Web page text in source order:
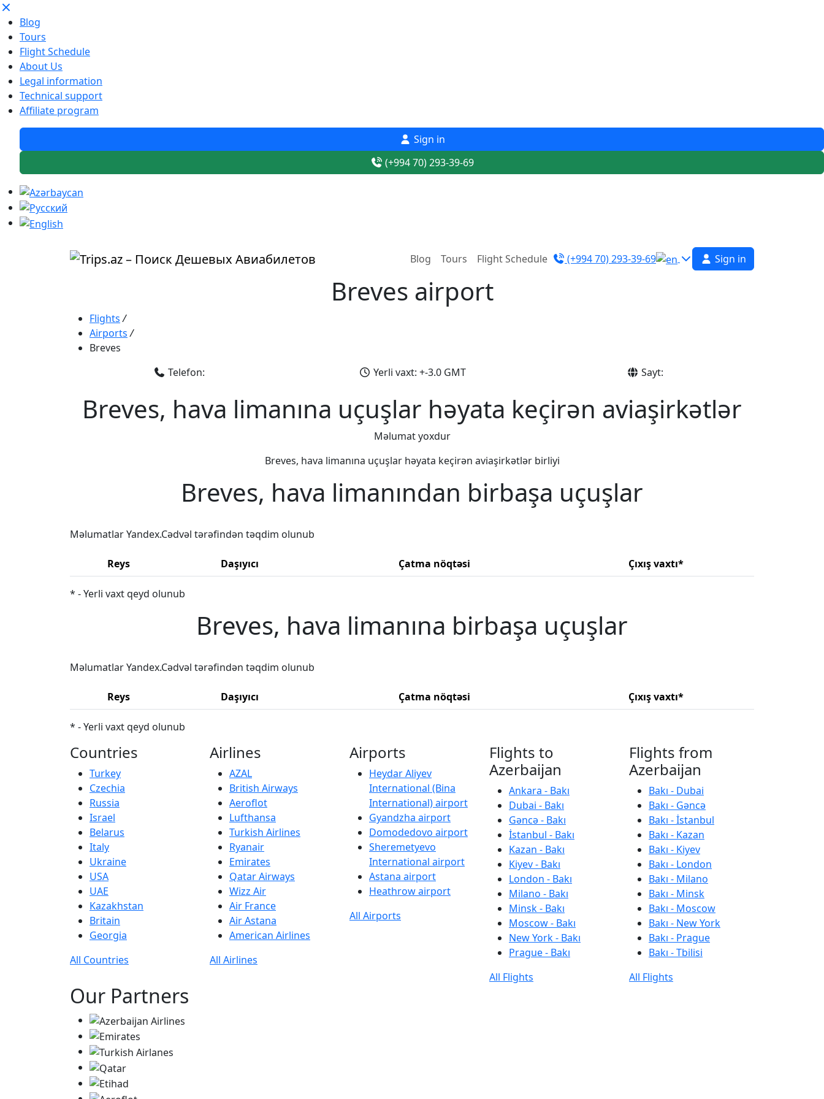
Blog
Tours
Flight Schedule
About Us
Legal information
Technical support
Affiliate program
Sign in
(+994 70) 293-39-69
Blog Tours Flight Schedule (+994 70) 293-39-69 Sign in
Breves airport
Flights /
Airports /
Breves
Telefon:
Yerli vaxt: +-3.0 GMT Sayt:
Breves, hava limanına uçuşlar həyata keçirən aviaşirkətlər
Məlumat yoxdur
Breves, hava limanına uçuşlar həyata keçirən aviaşirkətlər birliyi
Breves, hava limanından birbaşa uçuşlar
Məlumatlar Yandex.Cədvəl tərəfindən təqdim olunub
Reys Daşıyıcı Çatma nöqtəsi Çıxış vaxtı*
* - Yerli vaxt qeyd olunub
Breves, hava limanına birbaşa uçuşlar
Məlumatlar Yandex.Cədvəl tərəfindən təqdim olunub
Reys Daşıyıcı Çatma nöqtəsi Çıxış vaxtı*
* - Yerli vaxt qeyd olunub
Countries
Turkey
Czechia
Russia
Israel
Belarus
Italy
Ukraine
USA
UAE
Kazakhstan
Britain
Georgia
All Countries
Airlines
AZAL
British Airways
Aeroflot
Lufthansa
Turkish Airlines
Ryanair
Emirates
Qatar Airways
Wizz Air
Air France
Air Astana
American Airlines
All Airlines
Airports
Heydar Aliyev
International (Bina
International) airport
Gyandzha airport
Domodedovo airport
Sheremetyevo
International airport
Astana airport
Heathrow airport
All Airports
Flights to
Azerbaijan
Ankara - Bakı
Dubai - Bakı
Gəncə - Bakı
İstanbul - Bakı
Kazan - Bakı
Kiyev - Bakı
London - Bakı
Milano - Bakı
Minsk - Bakı
Moscow - Bakı
New York - Bakı
Prague - Bakı
All Flights
Flights from
Azerbaijan
Bakı - Dubai
Bakı - Gəncə
Bakı - İstanbul
Bakı - Kazan
Bakı - Kiyev
Bakı - London
Bakı - Milano
Bakı - Minsk
Bakı - Moscow
Bakı - New York
Bakı - Prague
Bakı - Tbilisi
All Flights
Our Partners